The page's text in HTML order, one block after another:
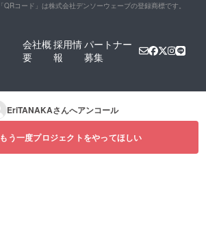
「QRコード」は株式会社デンソーウェーブの登録商標です。
会社概
要
採用情
報
パートナー
募集
EriTANAKAさんへアンコール
もう一度プロジェクトをやってほしい